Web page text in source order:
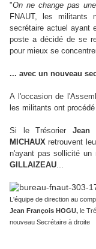
"On ne change pas
FNAUT, les
secrétaire actuel ayant
poste a décidé de se
pour mieux se
... avec un nouveau
A l'occasion de
les militants ont
Si le Trésorier Jean
MICHAUX retrouvent
n'ayant pas sollicité un
GILLAIZEAU
L'équipe de direction au
Jean François HOGU, le
nouveau Secrétaire à droite